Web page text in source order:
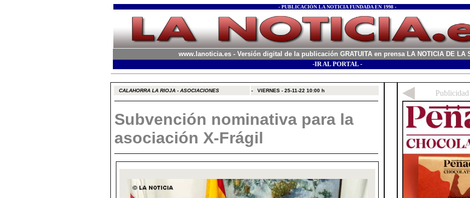
- PUBLICACIÓN LA NOTICIA FUNDADA EN 1998 -
www.lanoticia.es - Versión digital de la publicación GRATUITA en prensa LA NOTICIA DE LA
-IR AL PORTAL -
CALAHORRA LA RIOJA - ASOCIACIONES - VIERNES - 25-11-22 10:00 h
Subvención nominativa para la
asociación X-Frágil